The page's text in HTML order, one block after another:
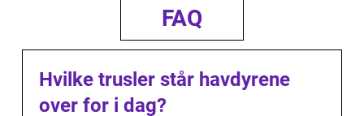
FAQ
Hvilke trusler står havdyrene
over for i dag?